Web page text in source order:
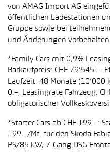
von AMAG Import AG
öffentlichen Ladestationen
Gruppe sowie bei
und Änderungen
*Family Cars mit 0,9%
Barkaufpreis: CHF 79’545.–.
Laufzeit: 48 Monate (10’000
0.–, Leasingrate Fahrzeug:
obligatorischer
*Starter Cars ab CHF 199.–:
199.–/Mt. für den Skoda
PS/85 kW, 7-Gang DSG